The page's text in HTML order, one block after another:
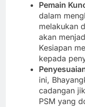
Pemain
dalam
melakukan
akan
Kesiapan
kepada
ini,
cadangan
PSM yang